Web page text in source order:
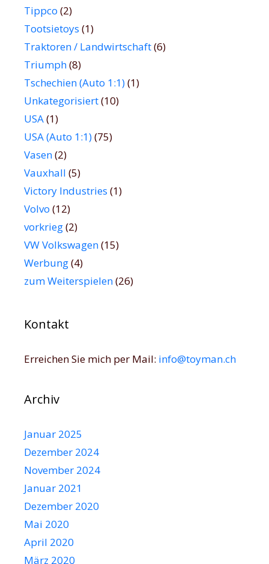
Tippco (2)
Tootsietoys (1)
Traktoren / Landwirtschaft(6)
Triumph(8)
Tschechien (Auto 1:1)(1)
Unkategorisiert(10)
USA(1)
USA (Auto 1:1)(75)
Vasen(2)
Vauxhall (5)
Victory Industries (1)
Volvo (12)
vorkrieg(2)
VW Volkswagen(15)
Werbung(4)
zum Weiterspielen(26)
Kontakt
Erreichen Sie mich per Mail: info@toyman.ch
Archiv
Januar 2025
Dezember 2024
November 2024
Januar 2021
Dezember 2020
Mai 2020
April 2020
März 2020